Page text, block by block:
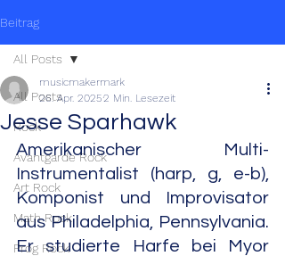
Beitrag
All Posts
Rock
Avantgarde Rock
Art Rock
Math Rock
Prog Rock
All Posts
Jesse Sparhawk
musicmakermark
26. Apr. 20252 Min. Lesezeit
Amerikanischer Multi-
Instrumentalist (harp, g, e-b),
Komponist und Improvisator
aus Philadelphia, Pennsylvania.
Er studierte Harfe bei Myor